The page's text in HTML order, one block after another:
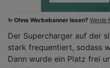
✨ Ohne Werbebanner lesen? Werde
Der Supercharger auf der
stark frequentiert, sodass
Dann wurde ein Platz frei